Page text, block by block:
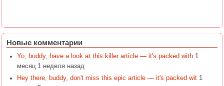
Новые комментарии
Yo, buddy, have a look at this killer article — it's packed with 1
месяц 1 неделя назад
Hey there, buddy, don't miss this epic article — it's packed wit 1